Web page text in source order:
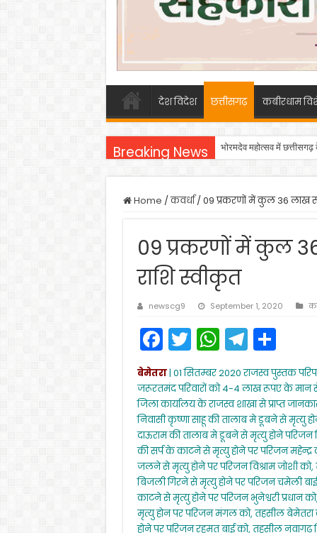
देश विदेश छत्तीसगढ़ कबीरधाम
Breaking News भोरमदेव महोत्सव में
Home /कवर्धा/09 प्रकरणों में कुल 36 लाख
09 प्रकरणों में कुल
राशि स्वीकृत
newscg9 September 1, 2020
F
a
c
e
b
o
o
k
T
w
itt
er
W
h
a
ts
A
p
p
T
el
e
gr
a
m
S
h
ar
e
बेमेतरा| 01 सितम्बर 2020 राजस्व पुस्तक
जरूरतमंद परिवारों को 4-4 लाख रूपए के मान
जिला कार्यालय के राजस्व शाखा से प्राप्त
निवासी कृष्णा साहू की तालाब मे डूबने से मृत्यु
दाऊराम की तालाब मे डूबने से मृत्यु होने परिजन
की सर्प के काटने से मृत्यु होने पर परिजन महेन्द्र
जलने से मृत्यु होने पर परिजन विश्राम जोशी
बिजली गिरने से मृत्यु होने पर परिजन चमेली
काटने से मृत्यु होने पर परिजन भुनेश्वरी प्रधान
मृत्यु होन पर परिजन मंगल को, तहसील बेमेतरा
होने पर परिजन रहमत बाई को, तहसील नवागढ़